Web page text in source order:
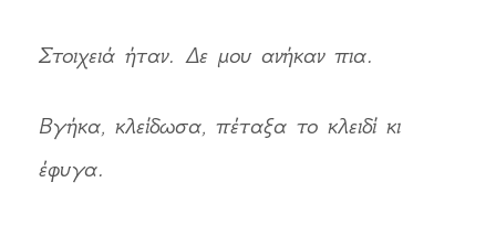
Στοιχειά ήταν. Δε μου ανήκαν πια.
Βγήκα, κλείδωσα, πέταξα το κλειδί κι
έφυγα.